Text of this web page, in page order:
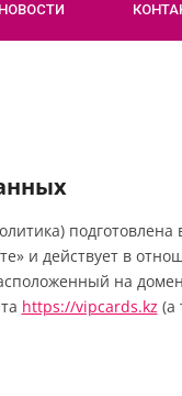
НОВОСТИ
подготовлена
и действует в
на
https://vipcards.kz (а